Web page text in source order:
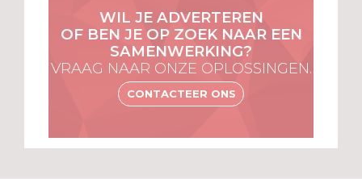
WIL JE ADVERTEREN
OF BEN JE OP ZOEK NAAR EEN
SAMENWERKING?
VRAAG NAAR ONZE OPLOSSINGEN.
CONTACTEER ONS